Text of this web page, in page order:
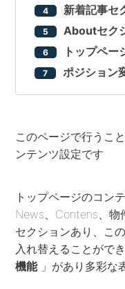
新着記事セ
Aboutセク
トップペー
ポジション
このページで行うこ
ンテンツ設定です
トップページのコン
News、Contens、物
セクションあり、こ
入れ替えることがで
機能」があり多彩な